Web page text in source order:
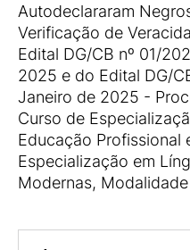
Autodeclararam
Verificação de
Edital DG/CB nº 01/
2025 e do Edital DG/
Janeiro de 2025 -
Curso de
Educação Profissional
Especialização em
Modernas,